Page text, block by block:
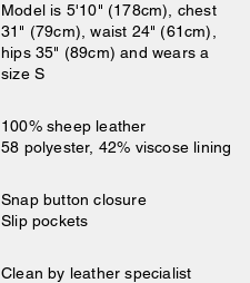
Model is 5'10" (178cm), chest
31" (79cm), waist 24" (61cm),
hips 35" (89cm) and wears a
size S
100% sheep leather
58 polyester, 42% viscose lining
Snap button closure
Slip pockets
Clean by leather specialist